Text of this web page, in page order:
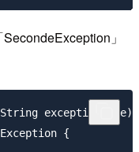
」
exceptionName)
{